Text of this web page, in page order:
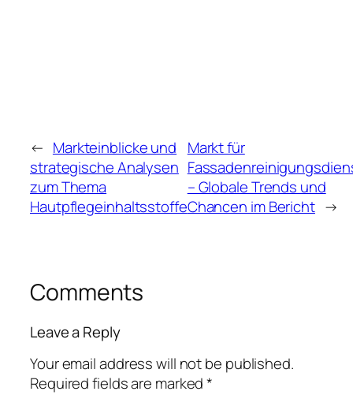
← Markteinblicke und
strategische Analysen
zum Thema
Hautpflegeinhaltsstoffe
Markt für
– Globale Trends und
Chancen im Bericht →
Comments
Leave a Reply
Your email address will not be published.
Required fields are marked*